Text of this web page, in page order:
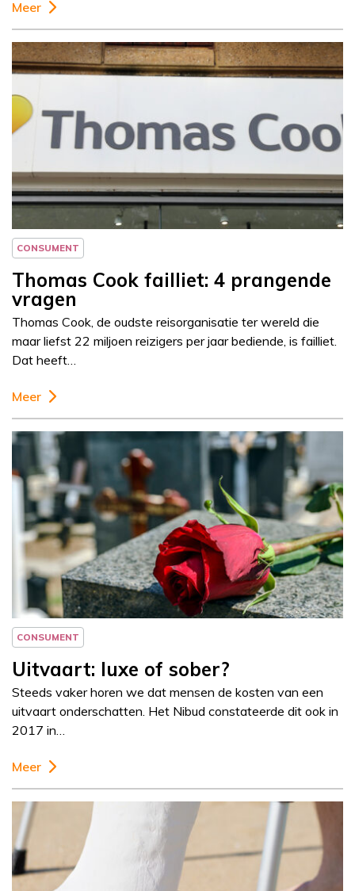
Meer
Column
CONSUMENT
Thomas Cook failliet: 4 prangende
vragen
Thomas Cook, de oudste reisorganisatie ter wereld die
maar liefst 22 miljoen reizigers per jaar bediende, is failliet.
Dat heeft…
Meer
Column
Jeanine Janssen
CONSUMENT
Uitvaart: luxe of sober?
Steeds vaker horen we dat mensen de kosten van een
uitvaart onderschatten. Het Nibud constateerde dit ook in
2017 in…
Meer